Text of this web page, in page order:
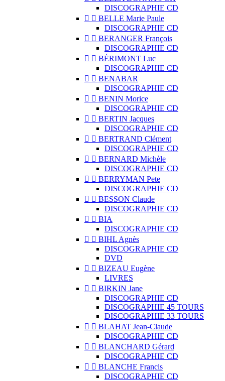
DISCOGRAPHIE CD
  BELLE Marie Paule
DISCOGRAPHIE CD
  BERANGER François
DISCOGRAPHIE CD
  BÉRIMONT Luc
DISCOGRAPHIE CD
  BENABAR
DISCOGRAPHIE CD
  BENIN Morice
DISCOGRAPHIE CD
  BERTIN Jacques
DISCOGRAPHIE CD
  BERTRAND Clément
DISCOGRAPHIE CD
  BERNARD Michèle
DISCOGRAPHIE CD
  BERRYMAN Pete
DISCOGRAPHIE CD
  BESSON Claude
DISCOGRAPHIE CD
  BIA
DISCOGRAPHIE CD
  BIHL Agnès
DISCOGRAPHIE CD
DVD
  BIZEAU Eugène
LIVRES
  BIRKIN Jane
DISCOGRAPHIE CD
DISCOGRAPHIE 45 TOURS
DISCOGRAPHIE 33 TOURS
  BLAHAT Jean-Claude
DISCOGRAPHIE CD
  BLANCHARD Gérard
DISCOGRAPHIE CD
  BLANCHE Francis
DISCOGRAPHIE CD